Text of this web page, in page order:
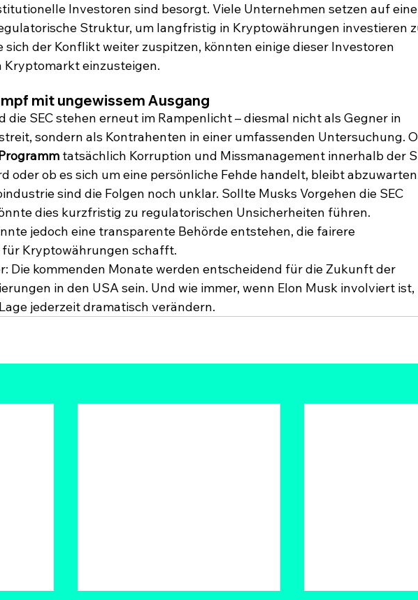
Investoren sind besorgt. Viele Unternehmen setzen auf eine
Struktur, um langfristig in Kryptowährungen investieren
sich der Konflikt weiter zuspitzen, könnten einige dieser Investoren
Kryptomarkt einzusteigen.
mit ungewissem Ausgang
die SEC stehen erneut im Rampenlicht – diesmal nicht als Gegner in
sondern als Kontrahenten in einer umfassenden Untersuchung.
tatsächlich Korruption und Missmanagement innerhalb der
oder ob es sich um eine persönliche Fehde handelt, bleibt
sind die Folgen noch unklar. Sollte Musks Vorgehen die SEC
dies kurzfristig zu regulatorischen Unsicherheiten führen.
jedoch eine transparente Behörde entstehen, die fairere
Kryptowährungen schafft.
Die kommenden Monate werden entscheidend für die Zukunft der
in den USA sein. Und wie immer, wenn Elon Musk involviert ist,
jederzeit dramatisch verändern.